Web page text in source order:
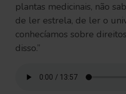
plantas medicinais, não
de ler estrela, de ler o
conhecíamos sobre
disso.”